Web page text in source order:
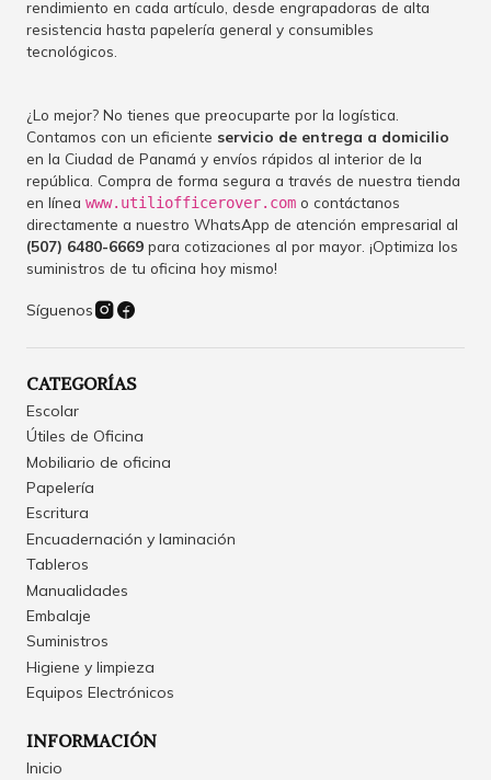
rendimiento en cada artículo, desde engrapadoras de alta
resistencia hasta papelería general y consumibles
tecnológicos.
¿Lo mejor? No tienes que preocuparte por la logística.
Contamos con un eficiente servicio de entrega a domicilio
en la Ciudad de Panamá y envíos rápidos al interior de la
república. Compra de forma segura a través de nuestra tienda
en línea www.utiliofficerover.com o contáctanos
directamente a nuestro WhatsApp de atención empresarial al
(507) 6480-6669 para cotizaciones al por mayor. ¡Optimiza los
suministros de tu oficina hoy mismo!
Síguenos
CATEGORÍAS
Escolar
Útiles de Oficina
Mobiliario de oficina
Papelería
Escritura
Encuadernación y laminación
Tableros
Manualidades
Embalaje
Suministros
Higiene y limpieza
Equipos Electrónicos
INFORMACIÓN
Inicio